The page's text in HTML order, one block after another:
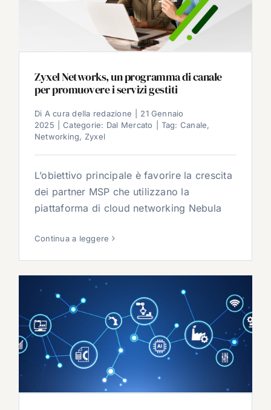
Zyxel Networks, un programma di canale
per promuovere i servizi gestiti
Di A cura della redazione
21 Gennaio
2025
Categorie: Dal Mercato Tag: Canale,
Networking, Zyxel
L’obiettivo principale è favorire la crescita
dei partner MSP che utilizzano la
piattaforma di cloud networking Nebula
Continua a leggere